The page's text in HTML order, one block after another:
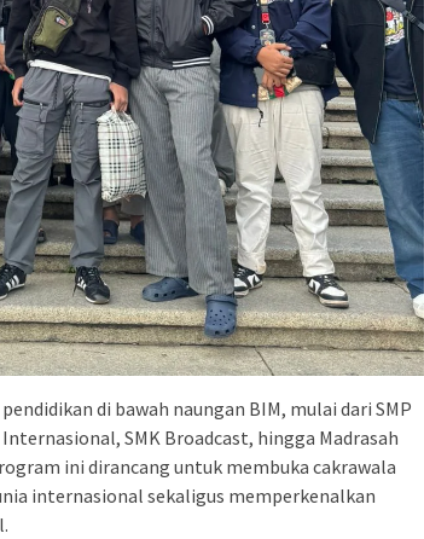
di bawah naungan BIM, mulai dari SMP
SMK Broadcast, hingga Madrasah
ini dirancang untuk membuka cakrawala
internasional sekaligus memperkenalkan